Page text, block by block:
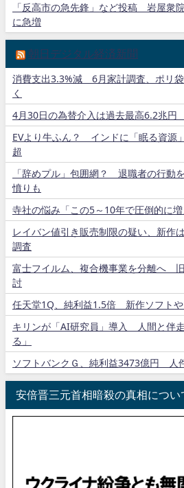
「反高市の急先鋒」など投稿 岩屋衆
に急増
朝日デジタル経済新聞
消費支出3.3%減 6月家計調査、ポリ
く
4月30日の為替介入は過去最高6.2兆
EVより牛ふん？ インドに「眠る資源
超
「辞めプル」包囲網？ 退職者の行動
憤りも
寺社の悩み「この5～10年で圧倒的に
レイバン値引き販売制限の疑い、新
調査
富士フイルム、複合機事業を分離へ
討
任天堂1Q、純利益1.5倍 新作ソフト
キリンが「AI研究員」導入 人間と伴
る」
ソフトバンクＧ、純利益3473億円 人
安倍晋三元首相暗殺の真相につい